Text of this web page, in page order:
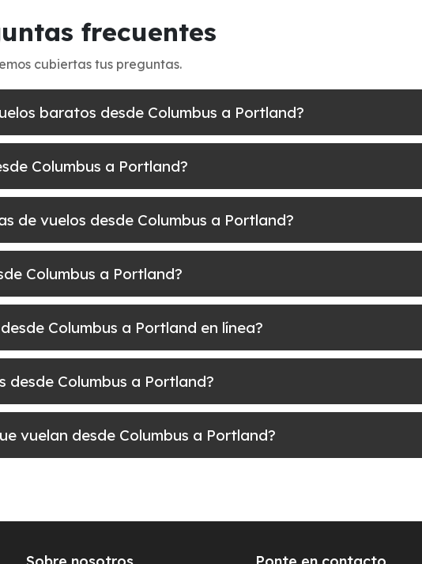
frecuentes
cubiertas tus preguntas.
baratos desde Columbus a Portland?
Columbus a Portland?
de vuelos desde Columbus a Portland?
Columbus a Portland?
Columbus a Portland en línea?
desde Columbus a Portland?
vuelan desde Columbus a Portland?